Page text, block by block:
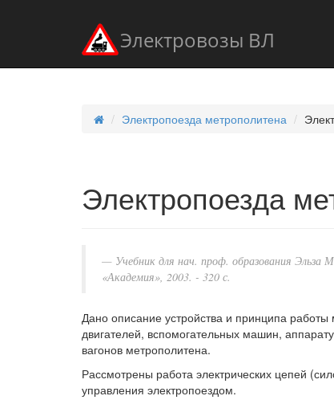
Электровозы ВЛ
Электропоезда метрополитена
Электропоезда
Учебник для нач. проф. образования
«Академия», 2003. - 320 с.
Дано описание устройства и принципа работы
двигателей, вспомогательных машин,
вагонов метрополитена.
Рассмотрены работа электрических цепей
управления электропоездом.